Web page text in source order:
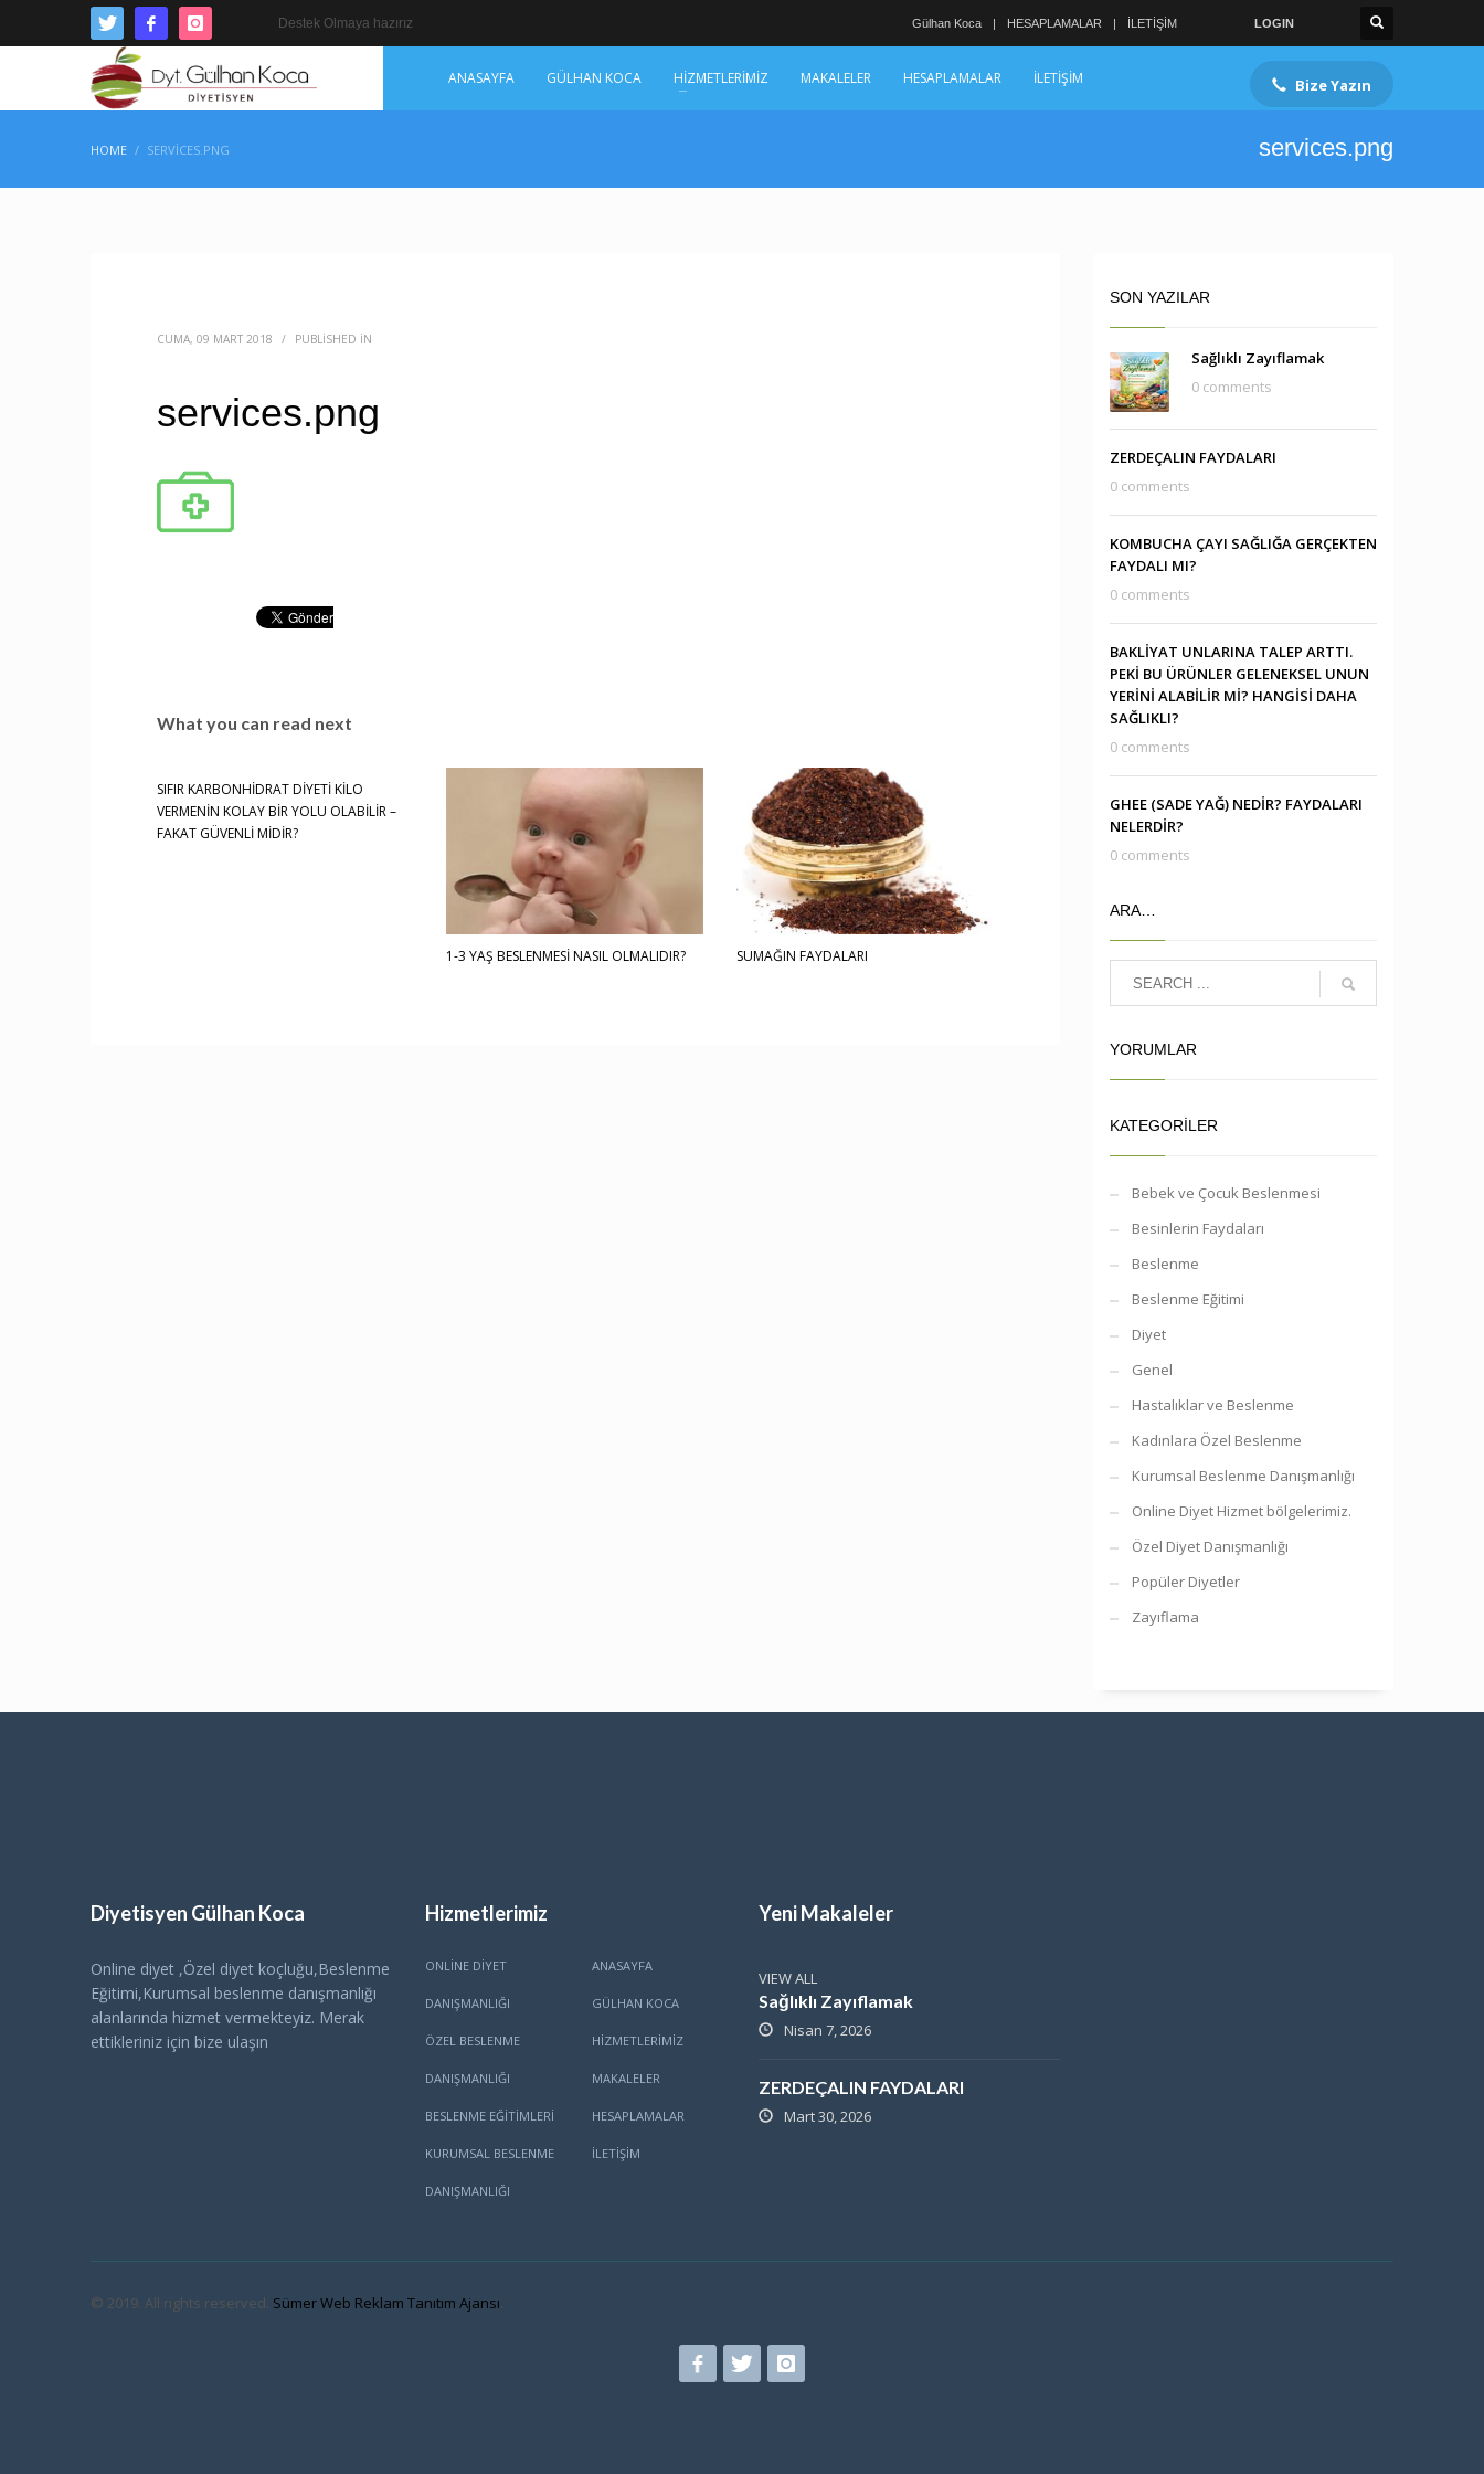
Destek Olmaya hazırız Gülhan Koca HESAPLAMALAR İLETİŞİM LOGIN
ANASAYFA GÜLHAN KOCA HİZMETLERİMİZ MAKALELER HESAPLAMALAR İLETİŞİM Bize Yazın
HOME SERVICES.PNG services.png
CUMA, 09 MART 2018 / PUBLISHED IN
services.png
What you can read next
SIFIR KARBONHİDRAT DİYETİ KİLO
VERMENİN KOLAY BİR YOLU OLABİLİR –
FAKAT GÜVENLİ MİDİR?
1-3 YAŞ BESLENMESİ NASIL OLMALIDIR? SUMAĞIN FAYDALARI
SON YAZILAR
Sağlıklı Zayıflamak
0 comments
ZERDEÇALIN FAYDALARI
0 comments
KOMBUCHA ÇAYI SAĞLIĞA GERÇEKTEN
FAYDALI MI?
0 comments
BAKLİYAT UNLARINA TALEP ARTTI.
PEKİ BU ÜRÜNLER GELENEKSEL UNUN
YERİNİ ALABİLİR Mİ? HANGİSİ DAHA
SAĞLIKLI?
0 comments
GHEE (SADE YAĞ) NEDİR? FAYDALARI
NELERDİR?
0 comments
ARA…
YORUMLAR
KATEGORILER
Bebek ve Çocuk Beslenmesi
Besinlerin Faydaları
Beslenme
Beslenme Eğitimi
Diyet
Genel
Hastalıklar ve Beslenme
Kadınlara Özel Beslenme
Kurumsal Beslenme Danışmanlığı
Online Diyet Hizmet bölgelerimiz.
Özel Diyet Danışmanlığı
Popüler Diyetler
Zayıflama
Diyetisyen Gülhan Koca
Online diyet ,Özel diyet koçluğu,Beslenme
Eğitimi,Kurumsal beslenme danışmanlığı
alanlarında hizmet vermekteyiz. Merak
ettikleriniz için bize ulaşın
Hizmetlerimiz
ONLINE DIYET
DANIŞMANLIĞI
ÖZEL BESLENME
DANIŞMANLIĞI
BESLENME EĞITIMLERI
KURUMSAL BESLENME
DANIŞMANLIĞI
ANASAYFA
GÜLHAN KOCA
HİZMETLERİMİZ
MAKALELER
HESAPLAMALAR
İLETİŞİM
Yeni Makaleler
VIEW ALL
Sağlıklı Zayıflamak
Nisan 7, 2026
ZERDEÇALIN FAYDALARI
Mart 30, 2026
© 2019. All rights reserved. Sümer Web Reklam Tanıtım Ajansı.